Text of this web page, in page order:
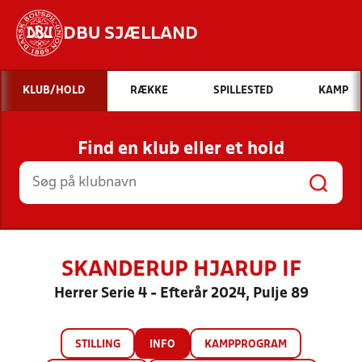
DBU SJÆLLAND
Hvad vil du søge efter?
INDHOLD OG NYHEDER
STILLINGER, RESULTATER, KLUBBER OG
HOLD
KLUB/HOLD RÆKKE SPILLESTED KAMP
Find en klub eller et hold
SKANDERUP HJARUP IF
Herrer Serie 4 - Efterår 2024, Pulje 89
STILLING INFO KAMPPROGRAM